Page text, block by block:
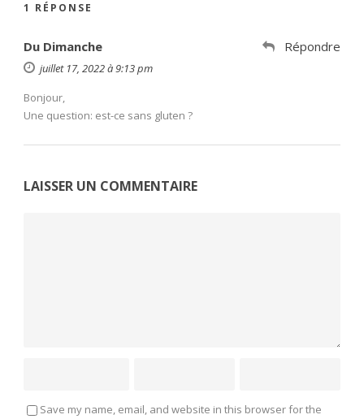
1 RÉPONSE
Du Dimanche
juillet 17, 2022 à 9:13 pm
Répondre
Bonjour,
Une question: est-ce sans gluten ?
LAISSER UN COMMENTAIRE
Save my name, email, and website in this browser for the